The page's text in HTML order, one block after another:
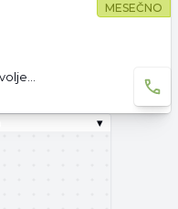
MESEČNO
Vlasnik • Jednoetažna • Parking • Dozvoljeno pušenje • Useljivo
▾